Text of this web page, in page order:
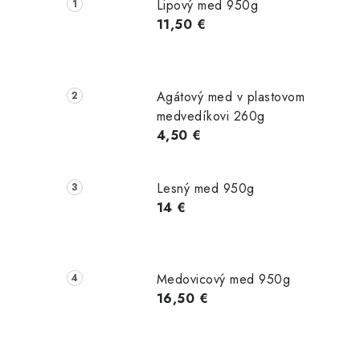
p
e
Lipový med 950g
11,50 €
Agátový med v plastovom
medvedíkovi 260g
4,50 €
Lesný med 950g
14 €
Medovicový med 950g
16,50 €